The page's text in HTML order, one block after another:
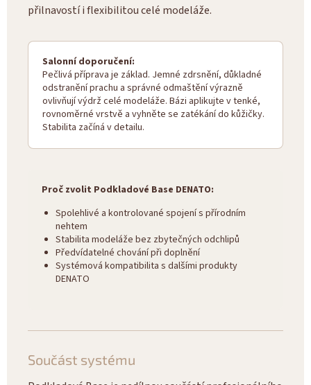
přilnavostí i flexibilitou celé modeláže.
Salonní doporučení:
Pečlivá příprava je základ. Jemné zdrsnění, důkladné
odstranění prachu a správné odmaštění výrazně
ovlivňují výdrž celé modeláže. Bázi aplikujte v tenké,
rovnoměrné vrstvě a vyhněte se zatékání do kůžičky.
Stabilita začíná v detailu.
Proč zvolit Podkladové Base DENATO:
Spolehlivé a kontrolované spojení s přírodním
nehtem
Stabilita modeláže bez zbytečných odchlipů
Předvídatelné chování při doplnění
Systémová kompatibilita s dalšími produkty
DENATO
Součást systému